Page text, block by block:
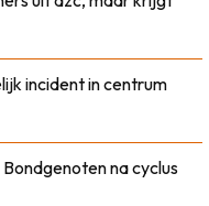
incident in centrum
na cyclus